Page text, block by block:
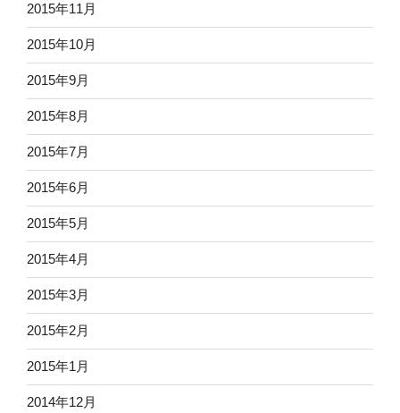
2015年11月
2015年10月
2015年9月
2015年8月
2015年7月
2015年6月
2015年5月
2015年4月
2015年3月
2015年2月
2015年1月
2014年12月